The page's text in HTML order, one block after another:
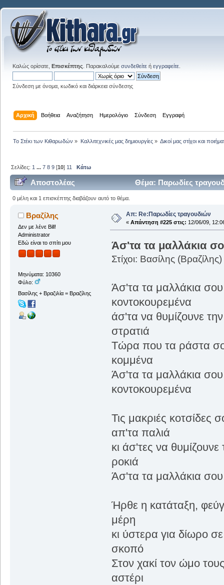
Καλώς ορίσατε, Επισκέπτης . Παρακαλούμε συνδεθείτε ή εγγραφείτε
Σύνδεση με όνομα, κωδικό και διάρκεια σύνδεσης
Αρχική Βοήθεια Αναζήτηση Ημερολόγιο Σύνδεση Εγγραφή
Το Στέκι των Κιθαρωδών » Καλλιτεχνικές μας δημιουργίες» Δικοί μας στίχοι και
Σελίδες: 1 ...7 8 9 [10] 11 Κάτω
Αποστολέας Θέμα: Παρωδίες
0 μέλη και 1 επισκέπτης διαβάζουν αυτό το θέμα.
Βραζίλης
Δεν με λένε Bill!
Administrator
Εδώ είναι το σπίτι μου
Μηνύματα: 10360
Φύλο:
Βασίλης + Βραζιλία = Βραζίλης
Απ: Re:Παρωδίες τραγουδιών
« Απάντηση #225 στις: 12/06/09,
Άσ'τα τα μαλλάκια
Στίχοι: Βασίλης (Βραζίλης)
Άσ'τα τα μαλλάκια σου
κοντοκουρεμένα
άσ'τα να θυμίζουνε
στρατιά
Τώρα που τα ράστα
κομμένα
Άσ'τα τα μαλλάκια σου
κοντοκουρεμένα
Τις μακριές κοτσίδες
απ'τα παλιά
κι άσ'τες να θυμίζουνε
ροκιά
Άσ'τα τα μαλλάκια
Ήρθε η κατάταξη,
μέρη
κι ύστερα για δίωρο
σκοπό
Στον χακί τον ώμο
αστέρι